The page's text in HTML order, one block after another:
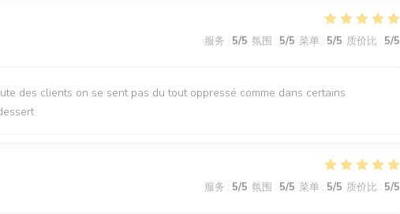
服务 : 5/5 氛围 : 5/5 菜单 : 5/5 质价比 : 5/5
des clients on se sent pas du tout oppressé comme dans certains
服务 : 5/5 氛围 : 5/5 菜单 : 5/5 质价比 : 5/5